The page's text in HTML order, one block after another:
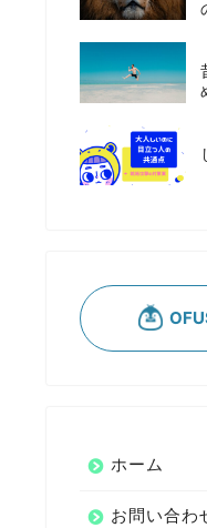
ホーム
お問い合わ